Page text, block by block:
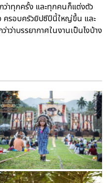
ว่าทุกครั้ง และทุกคนก็แต่งตัว
ครอบครัวยิปซีปีนี้ใหญ่ขึ้น และ
าบรรยากาศในงานเป็นไงบ้าง